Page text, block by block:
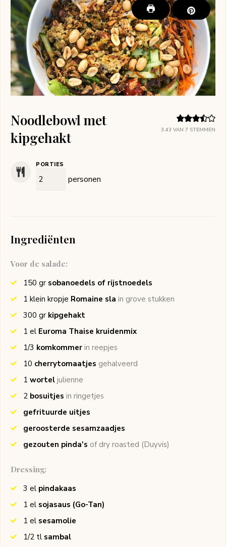
3.43 VAN 7 STEMMEN
Noodlebowl met
kipgehakt
PORTIES
personen
Ingrediënten
Voor de salade:
150 gr sobanoedels of rijstnoedels
1 klein kropje Romaine sla in grove stukken
300 gr kipgehakt
1 el Euroma Thaise kruidenmix
1/3 komkommer in reepjes
10 cherrytomaatjes gehalveerd
1 wortel julienne
2 bosuitjes in ringetjes
gefrituurde uitjes
geroosterde sesamzaadjes
gezouten pinda's of dry roasted (Duyvis)
Dressing:
3 el pindakaas
1 el sojasaus (Go-Tan)
1 el sesamolie
1/2 tl sambal